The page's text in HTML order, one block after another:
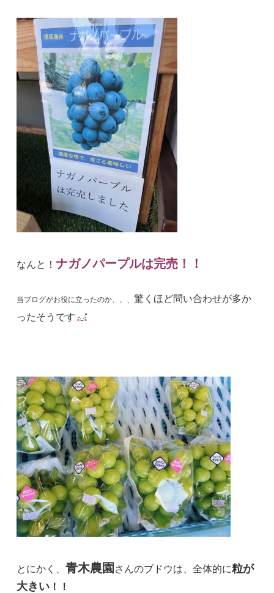
なんと！ナガノパープルは完売！！
当ブログがお役に立ったのか、、、驚くほど問い合わせが多か
ったそうです
とにかく、青木農園さんのブドウは、全体的に粒が
大きい ！！